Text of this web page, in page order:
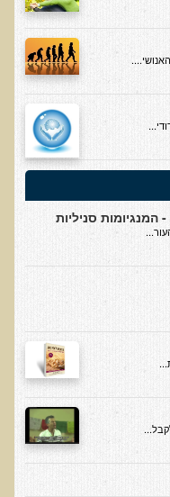
לבריאות הגוף
תל-אורן
המנגיומות סניליות